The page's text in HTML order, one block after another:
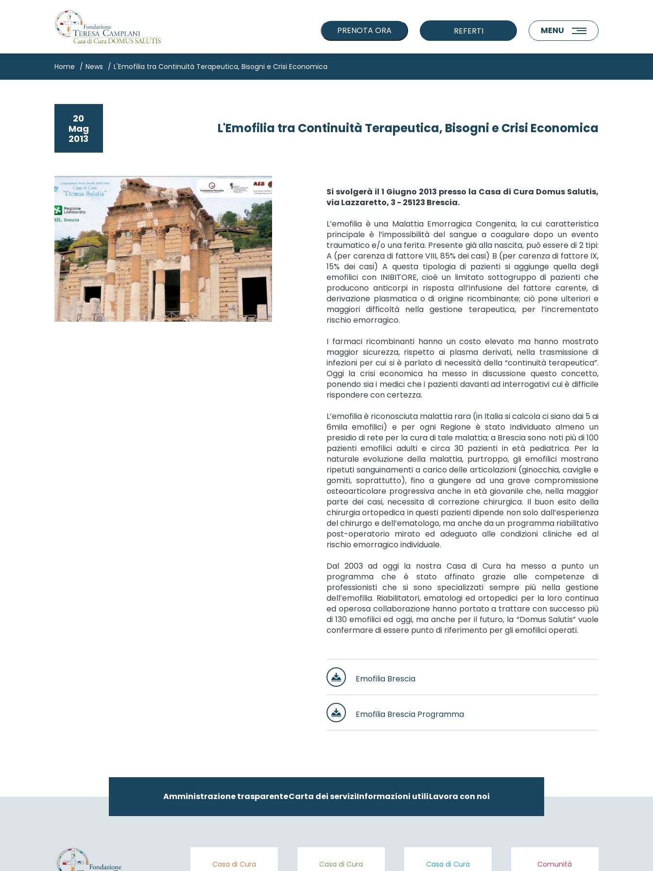
PRENOTA ORA REFERTI MENU
Home News L'Emofilia tra Continuità Terapeutica, Bisogni e Crisi Economica
20
Mag
2013
L'Emofilia tra Continuità Terapeutica, Bisogni e Crisi Economica
Si svolgerà il 1 Giugno 2013 presso la Casa di Cura Domus Salutis,
via Lazzaretto, 3 - 25123 Brescia.
L’emofilia è una Malattia Emorragica Congenita, la cui caratteristica
principale è l’impossibilità del sangue a coagulare dopo un evento
traumatico e/o una ferita. Presente già alla nascita, può essere di 2 tipi:
A (per carenza di fattore VIII, 85% dei casi) B (per carenza di fattore IX,
15% dei casi) A questa tipologia di pazienti si aggiunge quella degli
emofilici con INIBITORE, cioè un limitato sottogruppo di pazienti che
producono anticorpi in risposta all’infusione del fattore carente, di
derivazione plasmatica o di origine ricombinante; ciò pone ulteriori e
maggiori difficoltà nella gestione terapeutica, per l’incrementato
rischio emorragico.
I farmaci ricombinanti hanno un costo elevato ma hanno mostrato
maggior sicurezza, rispetto ai plasma derivati, nella trasmissione di
infezioni per cui si è parlato di necessità della “continuità terapeutica”.
Oggi la crisi economica ha messo in discussione questo concetto,
ponendo sia i medici che i pazienti davanti ad interrogativi cui è difficile
rispondere con certezza.
L’emofilia è riconosciuta malattia rara (in Italia si calcola ci siano dai 5 ai
6mila emofilici) e per ogni Regione è stato individuato almeno un
presidio di rete per la cura di tale malattia; a Brescia sono noti più di 100
pazienti emofilici adulti e circa 30 pazienti in età pediatrica. Per la
naturale evoluzione della malattia, purtroppo, gli emofilici mostrano
ripetuti sanguinamenti a carico delle articolazioni (ginocchia, caviglie e
gomiti, soprattutto), fino a giungere ad una grave compromissione
osteoarticolare progressiva anche in età giovanile che, nella maggior
parte dei casi, necessita di correzione chirurgica. Il buon esito della
chirurgia ortopedica in questi pazienti dipende non solo dall’esperienza
del chirurgo e dell’ematologo, ma anche da un programma riabilitativo
post-operatorio mirato ed adeguato alle condizioni cliniche ed al
rischio emorragico individuale.
Dal 2003 ad oggi la nostra Casa di Cura ha messo a punto un
programma che è stato affinato grazie alle competenze di
professionisti che si sono specializzati sempre più nella gestione
dell’emofilia. Riabilitatori, ematologi ed ortopedici per la loro continua
ed operosa collaborazione hanno portato a trattare con successo più
di 130 emofilici ed oggi, ma anche per il futuro, la “Domus Salutis” vuole
confermare di essere punto di riferimento per gli emofilici operati.
Emofilia Brescia
Emofilia Brescia Programma
Amministrazione trasparenteCarta dei serviziInformazioni utiliLavora con noi
Casa di Cura Casa di Cura Casa di Cura Comunità